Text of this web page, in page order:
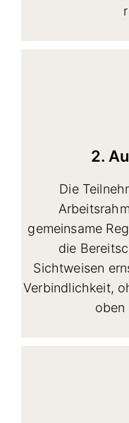
2.
Die
gemeinsame
die
Sichtweisen
Verbindlichkeit,
oben